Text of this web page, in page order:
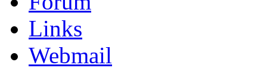
Links
Webmail